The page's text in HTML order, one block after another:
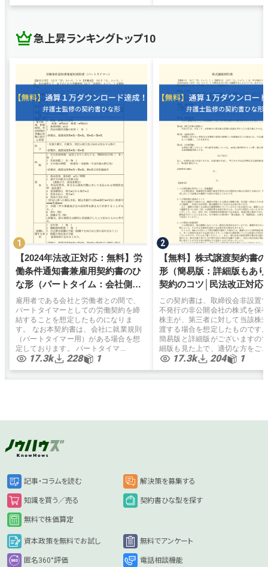
急上昇ランキングトップ10
【2024年法改正対応：無料】労
働条件通知書兼雇用契約書のひ
な形（パートタイム：会社側有
利）弁護士監修
雇用者である会社と労働者との間で、
パートタイマーとしての労働契約を締
結することを想定したものになりま
す。 なお本契約書は、会社に就業規則
（パートタイマー用）がある場合を想
定しております。 パートタイマ...
17.3k 228 1
【無料】株式譲渡契約書
形（簡易版：詳細版もあ
契約のコツ│民法改正対応
この契約書は、取締役会非設置
不発行の非公開会社の株式を保
株主が、第三者に対して当該株
渡する場合を想定したものです
簡易版と詳細版がございますの
細版も見た上で、適切な方をご...
17.3k 204 1
記事・コラムを読む 解決策を募集する
知識を買う／売る 契約書ひな型を探す
無料で株価算定
資本政策を無料でお試し 無料でアンケート
匿名360°評価 電話相談機能